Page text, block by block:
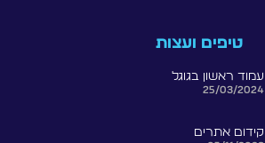
טיפים ועצות
עמוד ראשון בגוגל
25/03/2024
קידום אתרים